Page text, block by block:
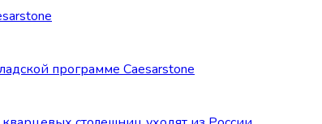
программе Caesarstone